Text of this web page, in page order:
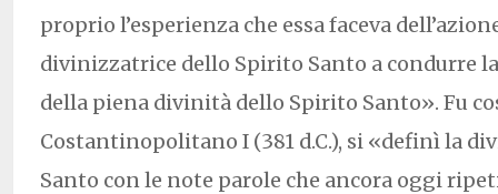
proprio l’esperienza che essa faceva
divinizzatrice dello Spirito Santo a condurre
della piena divinità dello Spirito Santo». Fu
Costantinopolitano I (381 d.C.), si «definì la
Santo con le note parole che ancora oggi